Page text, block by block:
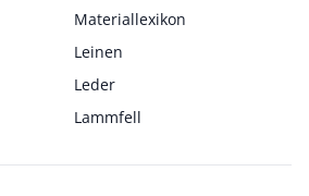
Materiallexikon
Leinen
Leder
Lammfell